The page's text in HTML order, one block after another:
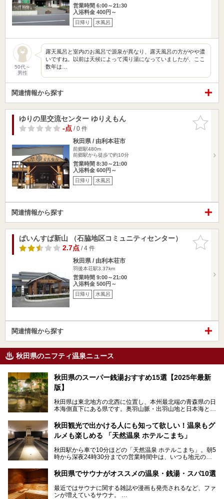
営業時間 6:00～21:30
入浴料金 400円～
日帰り 水風呂
50代～
男性
露天風呂と室内のお風呂で源泉が異なり、露天風呂の方がやや濃
いですね。以前は天候によって濁り湯になっていましたが、ここ
数年は…
関連情報から探す
お気に入
りに追加
ゆりの里交流センター ゆりえもん
-点/ 0 件
秋田県 / 由利本荘市
前郷駅480m
前郷駅から徒歩で約10分
営業時間 8:30～21:00
入浴料金 600円～
日帰り 水風呂
関連情報から探す
お気に入
りに追加
ぱいんすぱ新山 （石脇地区コミュニティセンター）
2.7点/ 4 件
秋田県 / 由利本荘市
羽後本荘駅3.37km
営業時間 9:00～21:00
入浴料金 500円～
日帰り 水風呂
関連情報から探す
秋田県のニフティ温泉ニュース
秋田県のスーパー銭湯おすすめ15選【2025年最新
版】
秋田県は東北地方の北西に位置し、本州最北端の青森県の日
本海側直下にある県です。奥羽山脈・出羽山地と日本海とい
界自然遺産に登録された白神山地のほか、多くの国立公園・
国定公園を擁しています。
「あきたこまち」に代表される米の生産量は国内第3位。米
ハタハタ・しょっつる（魚醤）といった独特の食材も豊富で
す。
げ」など、全国的に有名な催しも多い秋田県。観光旅行にも
役立つ、県内のおすすめスーパー銭湯＆立ち寄り湯情報をご
紹介します。
秋田観光で出かける人にも知って欲しい！温泉もグ
ルメも楽しめる 「天然温泉 ホテルこまち」
秋田駅から車で10分ほどの「天然温泉 ホテルこまち」。朝5
時から深夜24時30分までの営業時間中は、いつも地元の人
岩盤浴入り放題なのに1泊3,500円からと破格の安さ！
観光にも便利な「天然温泉 ホテルこまち」の魅力をたっぷ
りお届けします。
秋田県でサウナがオススメの温泉・銭湯・スパ10選
最近ではサウナに関する雑誌や漫画も発売されるなど、ファ
ンが増えているサウナ。